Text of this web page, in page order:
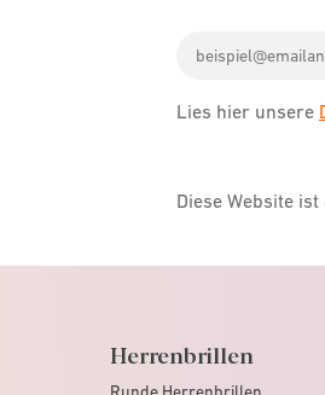
address
Lies hier unsere
Diese Website
Herrenbrillen
Runde Herrenbrillen